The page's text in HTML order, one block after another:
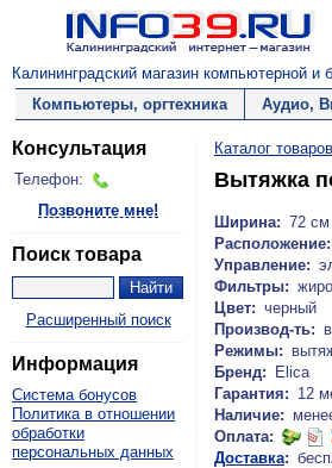
Калининградский магазин компьютерной и
Компьютеры, оргтехника
Аудио,
Консультация
Телефон:
Позвоните мне!
Поиск товара
Расширенный поиск
Информация
Система бонусов
Политика в отношении
обработки
персональных данных
Каталог товаров
Вытяжка
Ширина: 72 см
Расположение:
Управление:
Фильтры:
Цвет: черный
Производ-ть:
Режимы:
Бренд:
Elica
Гарантия: 12
Наличие:
Оплата:
Доставка: